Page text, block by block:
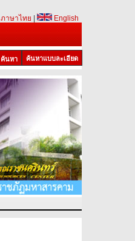
ภาษาไทย
English
ค้นหาแบบละเอียด